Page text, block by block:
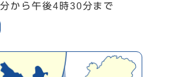
から午後4時30分まで